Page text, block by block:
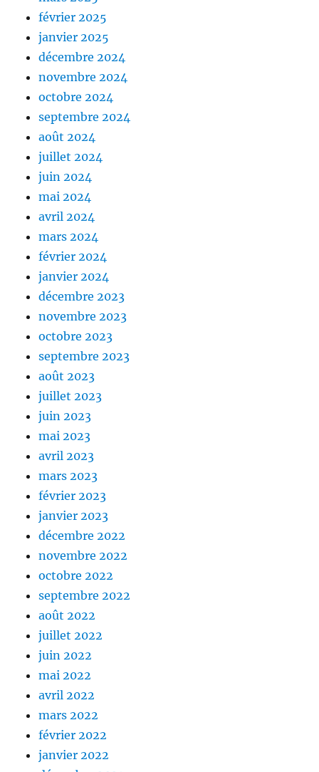
février 2025
janvier 2025
décembre 2024
novembre 2024
octobre 2024
septembre 2024
août 2024
juillet 2024
juin 2024
mai 2024
avril 2024
mars 2024
février 2024
janvier 2024
décembre 2023
novembre 2023
octobre 2023
septembre 2023
août 2023
juillet 2023
juin 2023
mai 2023
avril 2023
mars 2023
février 2023
janvier 2023
décembre 2022
novembre 2022
octobre 2022
septembre 2022
août 2022
juillet 2022
juin 2022
mai 2022
avril 2022
mars 2022
février 2022
janvier 2022